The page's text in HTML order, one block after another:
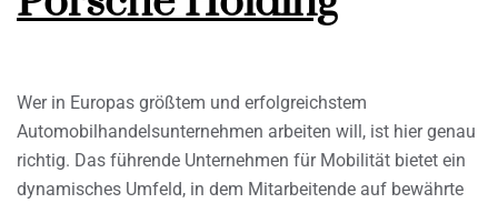
Wer in Europas größtem und erfolgreichstem
Automobilhandelsunternehmen arbeiten will, ist hier genau
richtig. Das führende Unternehmen für Mobilität bietet ein
dynamisches Umfeld, in dem Mitarbeitende auf bewährte